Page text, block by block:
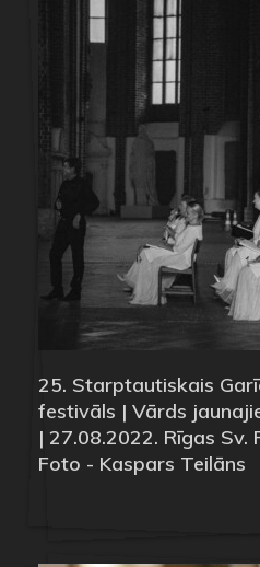
25. Starptautiskais
festivāls | Vārds
| 27.08.2022. Rīgas Sv.
Foto - Kaspars Teilāns